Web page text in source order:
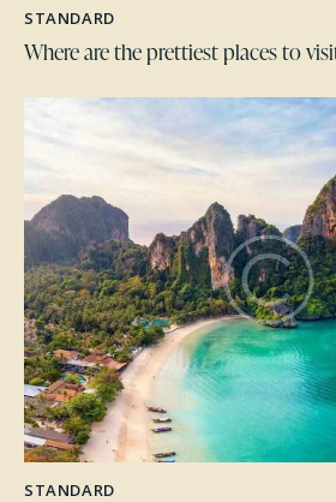
STANDARD
Where are the prettiest places to
STANDARD